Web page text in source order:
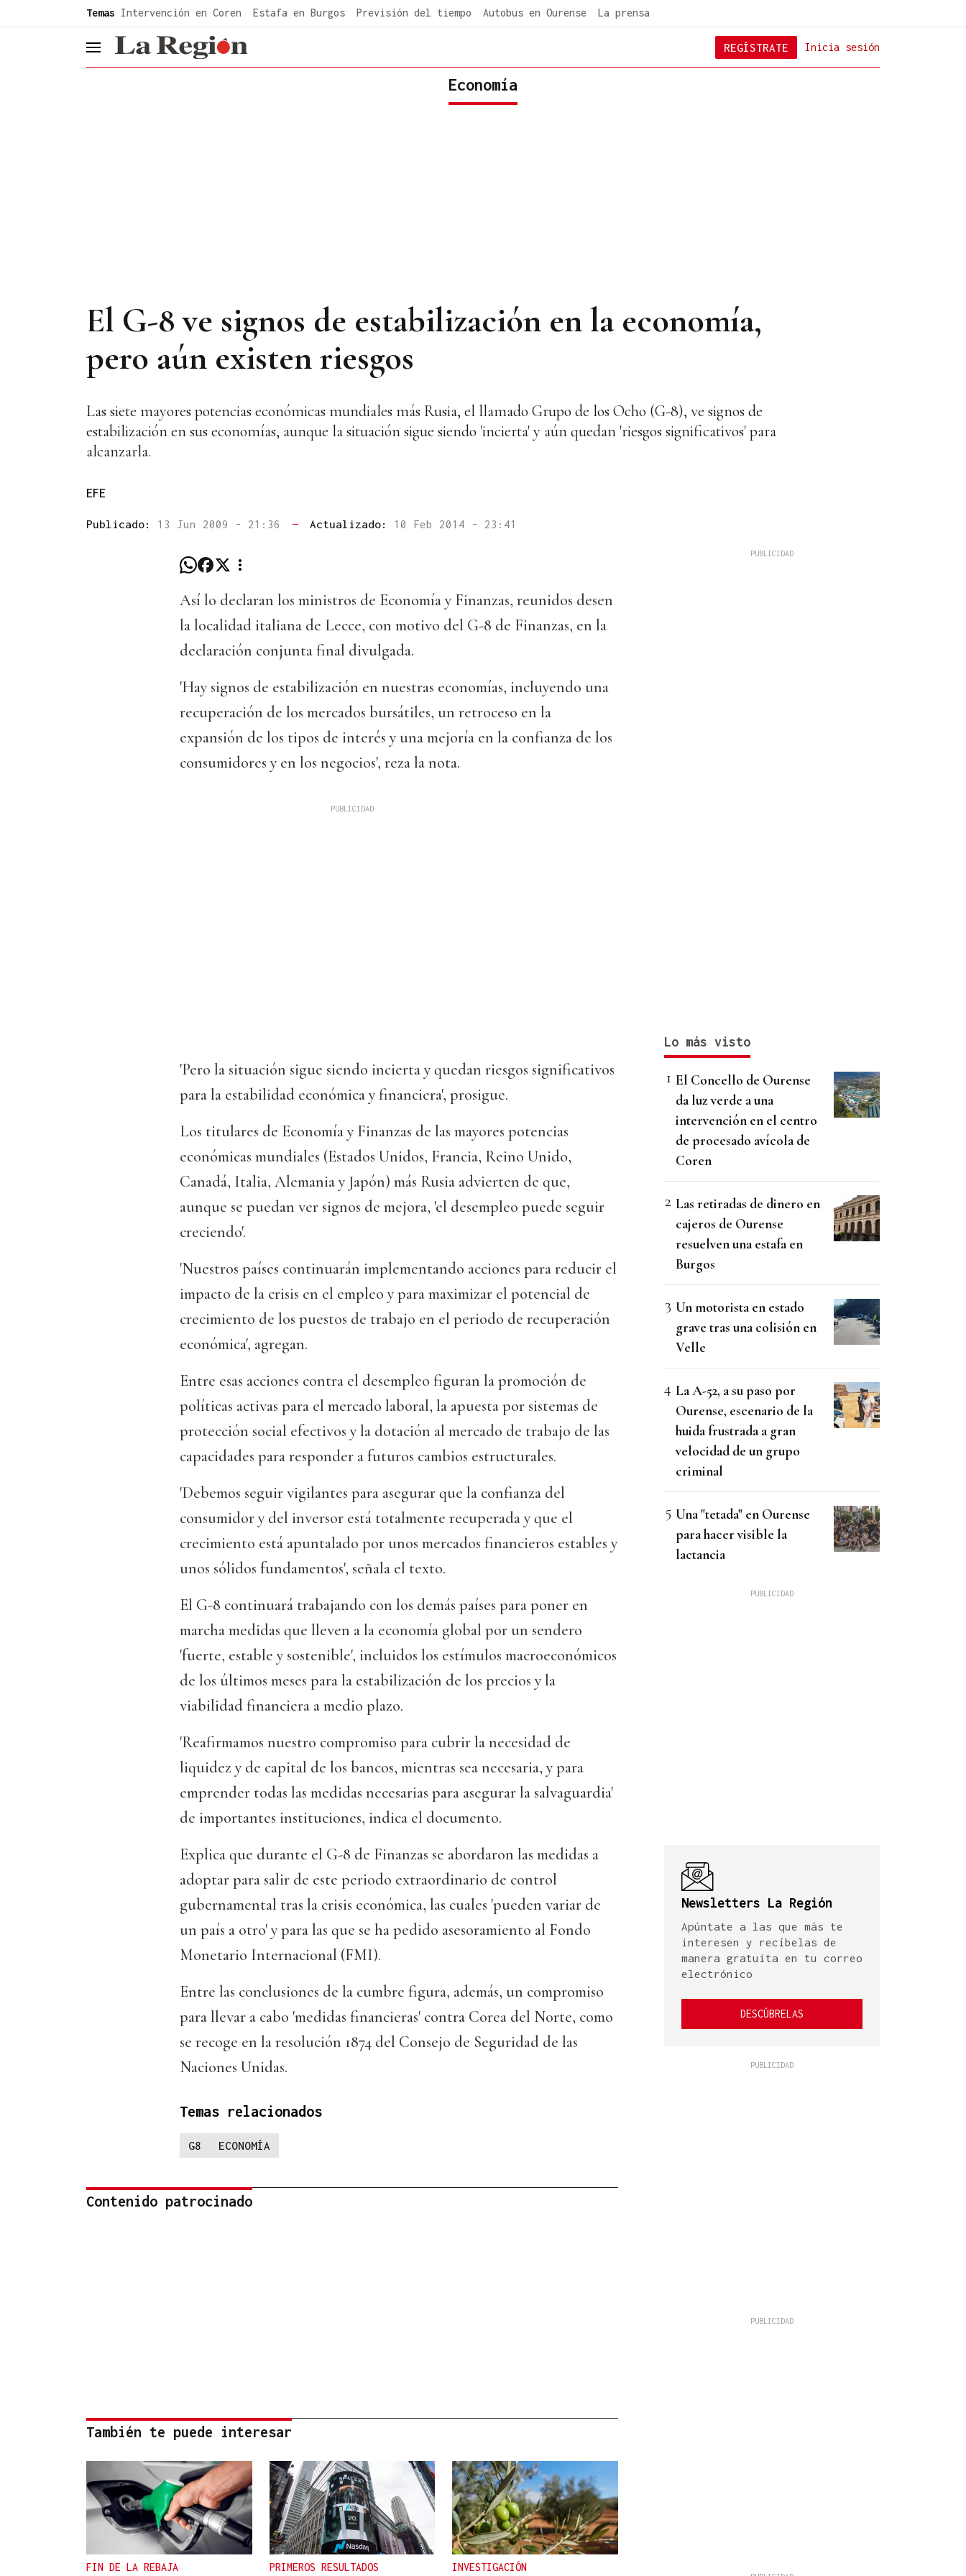
Temas Intervención en Coren Estafa en Burgos Previsión del tiempo Autobus en Ourense La prensa
header.menu.open Inicia sesión
REGÍSTRATE
Economía
El G-8 ve signos de estabilización en la economía,
pero aún existen riesgos
Las siete mayores potencias económicas mundiales más Rusia, el llamado Grupo de los Ocho (G-8), ve signos de
estabilización en sus economías, aunque la situación sigue siendo 'incierta' y aún quedan 'riesgos significativos' para
alcanzarla.
EFE
Publicado: 13 Jun 2009 - 21:36 — Actualizado: 10 Feb 2014 - 23:41
Así lo declaran los ministros de Economía y Finanzas, reunidos desen
la localidad italiana de Lecce, con motivo del G-8 de Finanzas, en la
declaración conjunta final divulgada.
'Hay signos de estabilización en nuestras economías, incluyendo una
recuperación de los mercados bursátiles, un retroceso en la
expansión de los tipos de interés y una mejoría en la confianza de los
consumidores y en los negocios', reza la nota.
'Pero la situación sigue siendo incierta y quedan riesgos significativos
para la estabilidad económica y financiera', prosigue.
Los titulares de Economía y Finanzas de las mayores potencias
económicas mundiales (Estados Unidos, Francia, Reino Unido,
Canadá, Italia, Alemania y Japón) más Rusia advierten de que,
aunque se puedan ver signos de mejora, 'el desempleo puede seguir
creciendo'.
'Nuestros países continuarán implementando acciones para reducir el
impacto de la crisis en el empleo y para maximizar el potencial de
crecimiento de los puestos de trabajo en el periodo de recuperación
económica', agregan.
Entre esas acciones contra el desempleo figuran la promoción de
políticas activas para el mercado laboral, la apuesta por sistemas de
protección social efectivos y la dotación al mercado de trabajo de las
capacidades para responder a futuros cambios estructurales.
'Debemos seguir vigilantes para asegurar que la confianza del
consumidor y del inversor está totalmente recuperada y que el
crecimiento está apuntalado por unos mercados financieros estables y
unos sólidos fundamentos', señala el texto.
El G-8 continuará trabajando con los demás países para poner en
marcha medidas que lleven a la economía global por un sendero
'fuerte, estable y sostenible', incluidos los estímulos macroeconómicos
de los últimos meses para la estabilización de los precios y la
viabilidad financiera a medio plazo.
'Reafirmamos nuestro compromiso para cubrir la necesidad de
liquidez y de capital de los bancos, mientras sea necesaria, y para
emprender todas las medidas necesarias para asegurar la salvaguardia'
de importantes instituciones, indica el documento.
Explica que durante el G-8 de Finanzas se abordaron las medidas a
adoptar para salir de este periodo extraordinario de control
gubernamental tras la crisis económica, las cuales 'pueden variar de
un país a otro' y para las que se ha pedido asesoramiento al Fondo
Monetario Internacional (FMI).
Entre las conclusiones de la cumbre figura, además, un compromiso
para llevar a cabo 'medidas financieras' contra Corea del Norte, como
se recoge en la resolución 1874 del Consejo de Seguridad de las
Naciones Unidas.
Temas relacionados
G8 ECONOMÍA
Contenido patrocinado
También te puede interesar
FIN DE LA REBAJA PRIMEROS RESULTADOS INVESTIGACIÓN
Lo más visto
El Concello de Ourense
da luz verde a una
intervención en el centro
de procesado avícola de
Coren
Las retiradas de dinero en
cajeros de Ourense
resuelven una estafa en
Burgos
Un motorista en estado
grave tras una colisión en
Velle
La A-52, a su paso por
Ourense, escenario de la
huida frustrada a gran
velocidad de un grupo
criminal
Una "tetada" en Ourense
para hacer visible la
lactancia
Newsletters La Región
Apúntate a las que más te
interesen y recíbelas de
manera gratuita en tu correo
electrónico
DESCÚBRELAS